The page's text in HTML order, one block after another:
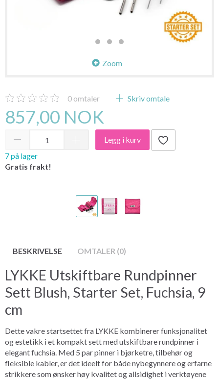
Zoom
0 omtaler Skriv omtale
857,00 NOK
Legg i kurv
7 på lager
Gratis frakt!
BESKRIVELSE OMTALER (0)
LYKKE Utskiftbare Rundpinner
Sett Blush, Starter Set, Fuchsia, 9
cm
Dette vakre startsettet fra LYKKE kombinerer funksjonalitet
og estetikk i et kompakt sett med utskiftbare rundpinner i
elegant fuchsia. Med 5 par pinner i bjørketre, tilbehør og
fleksible kabler, er det ideelt for både nybegynnere og erfarne
strikkere som ønsker høy kvalitet og allsidighet i verktøyene